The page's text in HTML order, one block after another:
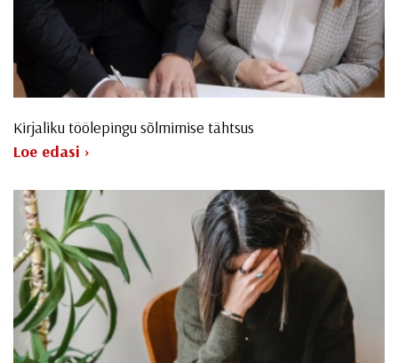
Kirjaliku töölepingu sõlmimise tähtsus
Loe edasi ›